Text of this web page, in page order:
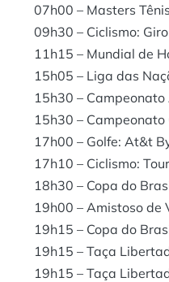
07h00 – Masters
09h30 – Ciclismo:
11h15 – Mundial de
15h05 – Liga das
15h30 – Campeonato
15h30 – Campeonato
17h00 – Golfe: At&t
17h10 – Ciclismo:
18h30 – Copa do
19h00 – Amistoso de
19h15 – Copa do
19h15 – Taça
19h15 – Taça